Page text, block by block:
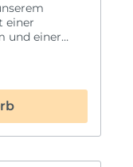
einer
und einer
Favoriten in
Qualität
Die
dass
aussieht,